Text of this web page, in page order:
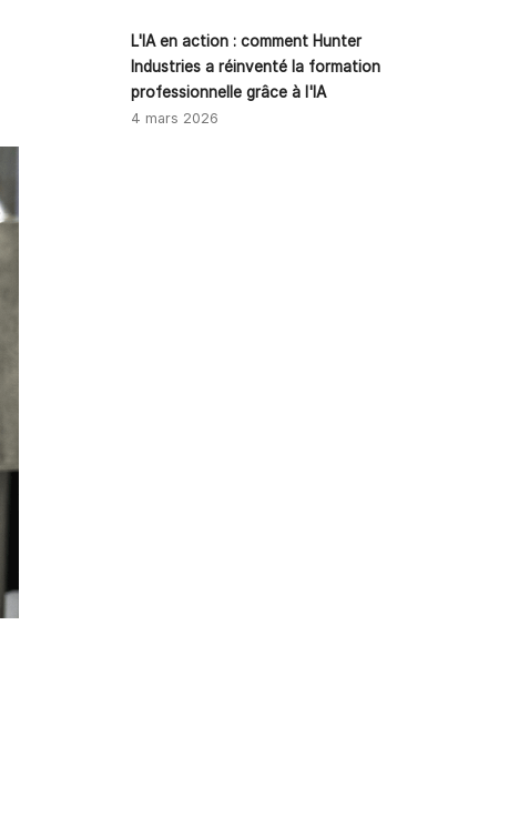
L'IA en action : comment Hunter
Industries a réinventé la formation
professionnelle grâce à l'IA
4 mars 2026